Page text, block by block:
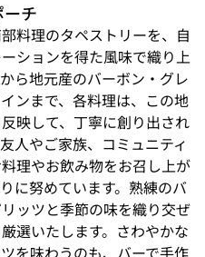
チ
料理のタペストリーを、自
ションを得た風味で織り上
ら地元産のバーボン・グレ
ンまで、各料理は、この地
映して、丁寧に創り出され
人やご家族、コミュニティ
理やお飲み物をお召し上が
に努めています。熟練のバ
ッツと季節の味を織り交ぜ
選いたします。さわやかな
を味わうのも、バーで手作